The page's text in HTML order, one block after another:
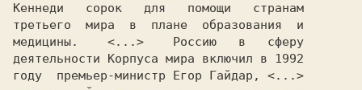
Кеннеди   сорок   для   помощи   странам
третьего  мира  в  плане  образования  и
медицины.    <...>    Россию   в   сферу
году  премьер-министр Егор Гайдар, <...>